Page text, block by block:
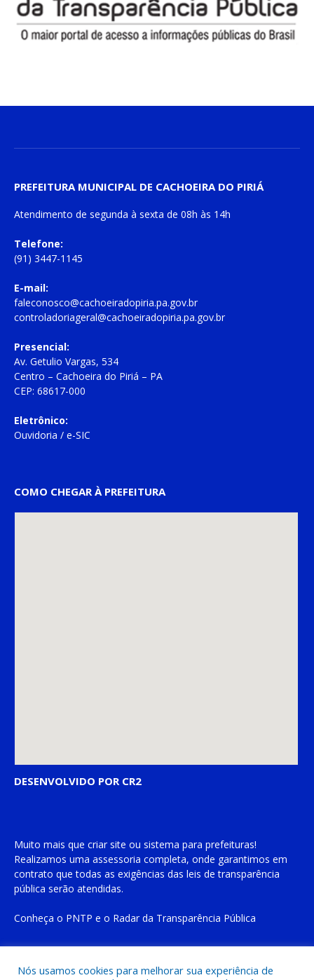
PREFEITURA MUNICIPAL DE CACHOEIRA DO PIRIÁ
Atendimento de segunda à sexta de 08h às 14h
Telefone:
(91) 3447-1145
E-mail:
faleconosco@cachoeiradopiria.pa.gov.br
controladoriageral@cachoeiradopiria.pa.gov.br
Presencial:
Av. Getulio Vargas, 534
Centro – Cachoeira do Piriá – PA
CEP: 68617-000
Eletrônico:
Ouvidoria / e-SIC
COMO CHEGAR À PREFEITURA
DESENVOLVIDO POR CR2
Muito mais que criar site ou sistema para prefeituras!
Realizamos uma assessoria completa, onde garantimos em
contrato que todas as exigências das leis de transparência
pública serão atendidas.
Conheça o PNTP e o Radar da Transparência Pública
Nós usamos cookies para melhorar sua experiência de